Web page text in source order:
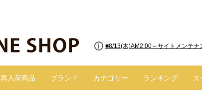
■8/13(木)AM2:00～サイトメンテナ
再入荷商品 ブランド カテゴリー ランキング